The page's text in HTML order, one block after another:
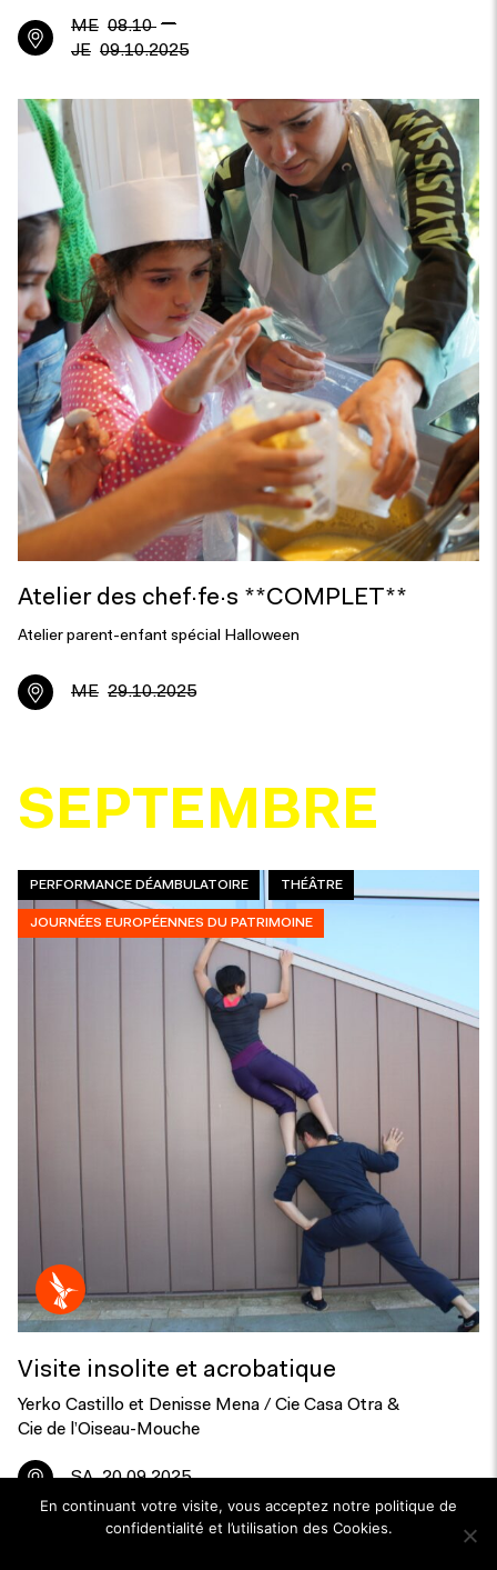
ME 08.10 —
JE 09.10.2025
Atelier des chef·fe·s **COMPLET**
Atelier parent-enfant spécial Halloween
ME 29.10.2025
SEPTEMBRE
PERFORMANCE DÉAMBULATOIRE THÉÂTRE
JOURNÉES EUROPÉENNES DU PATRIMOINE
Visite insolite et acrobatique
Yerko Castillo et Denisse Mena / Cie Casa Otra &
Cie de l’Oiseau-Mouche
SA 20.09.2025
En continuant votre visite, vous acceptez notre politique de
confidentialité et l’utilisation des Cookies.